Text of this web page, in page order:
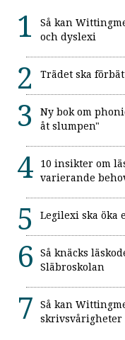
Så kan
och dyslexi
Trädet ska
Ny bok om
åt slumpen"
10 insikter om
varierande
Legilexi ska öka
Så knäcks
Släbroskolan
Så kan
skrivsvårigheter